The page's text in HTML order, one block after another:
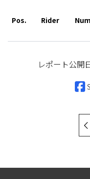
Pos. Rider
レポート公開